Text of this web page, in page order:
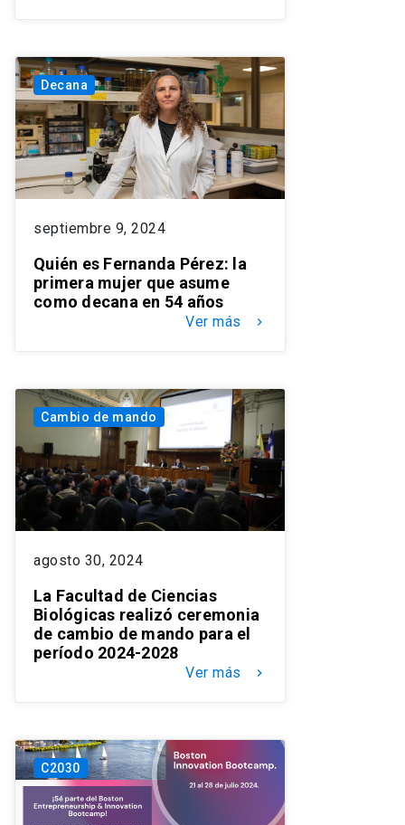
Decana
septiembre 9, 2024
Quién es Fernanda Pérez: la
primera mujer que asume
como decana en 54 años
Ver más keyboard_arrow_right
Cambio de mando
agosto 30, 2024
La Facultad de Ciencias
Biológicas realizó ceremonia
de cambio de mando para el
período 2024-2028
Ver más keyboard_arrow_right
C2030